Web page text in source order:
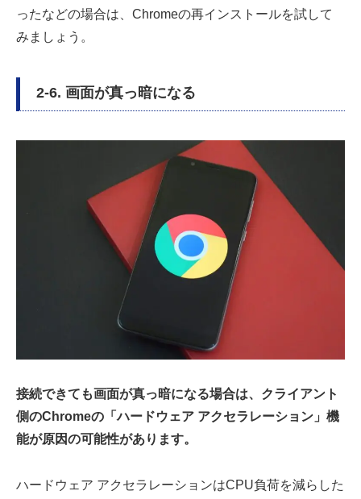
ったなどの場合は、Chromeの再インストールを試して
みましょう。
2-6. 画面が真っ暗になる
接続できても画面が真っ暗になる場合は、クライアント
側のChromeの「ハードウェア アクセラレーション」機
能が原因の可能性があります。
ハードウェア アクセラレーションはCPU負荷を減らした